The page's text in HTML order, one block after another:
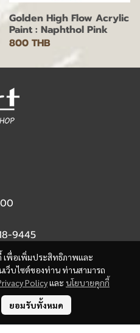
Golden High Flow Acrylic
Paint : Naphthol Pink
800 THB
เพื่อเพิ่มประสิทธิภาพและ
ว็บไซต์ของท่าน ท่านสามารถ
Policyและ นโยบายคุกกี้
ยอมรับทั้งหมด
9445